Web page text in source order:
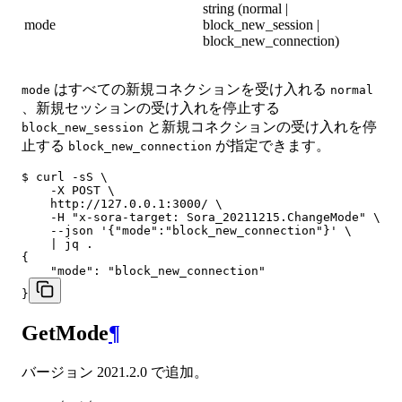
mode
string (normal |
block_new_session |
block_new_connection)
mode はすべての新規コネクションを受け入れる normal
、新規セッションの受け入れを停止する
block_new_session と新規コネクションの受け入れを停
止する block_new_connection が指定できます。
$ curl -sS \
    -X POST \
    http://127.0.0.1:3000/ \
    -H "x-sora-target: Sora_20211215.ChangeMode" \
    --json '{"mode":"block_new_connection"}' \
    | jq .
{
    "mode": "block_new_connection"
}
GetMode¶
バージョン 2021.2.0 で追加。